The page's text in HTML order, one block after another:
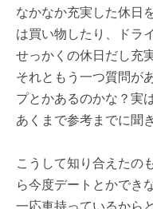
なかなか充実した休日
は買い物したり、ドラ
せっかくの休日だし充
それともう一つ質問が
プとかあるのかな？実
あくまで参考までに聞
こうして知り合えたの
ら今度デートとかでき
一応車持っているから